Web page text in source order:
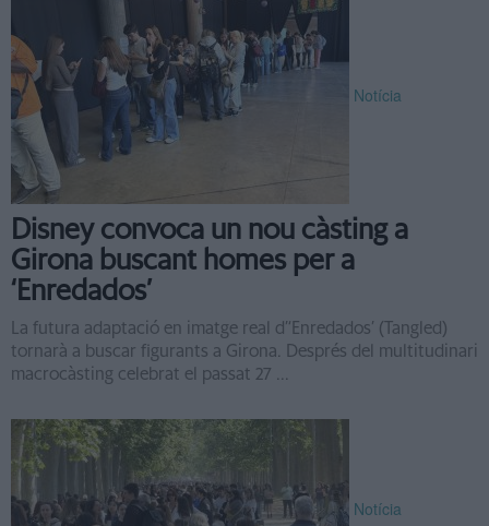
Notícia
Disney convoca un nou càsting a
Girona buscant homes per a
‘Enredados’
La futura adaptació en imatge real d’‘Enredados’ (Tangled)
tornarà a buscar figurants a Girona. Després del multitudinari
macrocàsting celebrat el passat 27 ...
Notícia